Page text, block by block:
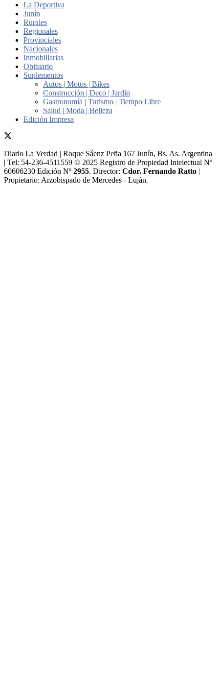
La Deportiva
Junín
Rurales
Regionales
Provinciales
Nacionales
Inmobiliarias
Obituario
Suplementos
Autos | Motos | Bikes
Construcción | Deco | Jardín
Gastronomía | Turismo | Tiempo Libre
Salud | Moda | Belleza
Edición Impresa
Diario La Verdad | Roque Sáenz Peña 167 Junín, Bs. As. Argentina
| Tel: 54-236-4511559 © 2025 Registro de Propiedad Intelectual Nº
60606230 Edición Nº 2955. Director:​ Cdor. Fernando Ratto |
Propietario:​ Arzobispado de Mercedes - Luján.